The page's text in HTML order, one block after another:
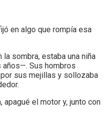
en algo que rompía esa
sombra, estaba una niña
Sus hombros
sus mejillas y sollozaba
apagué el motor y, junto con